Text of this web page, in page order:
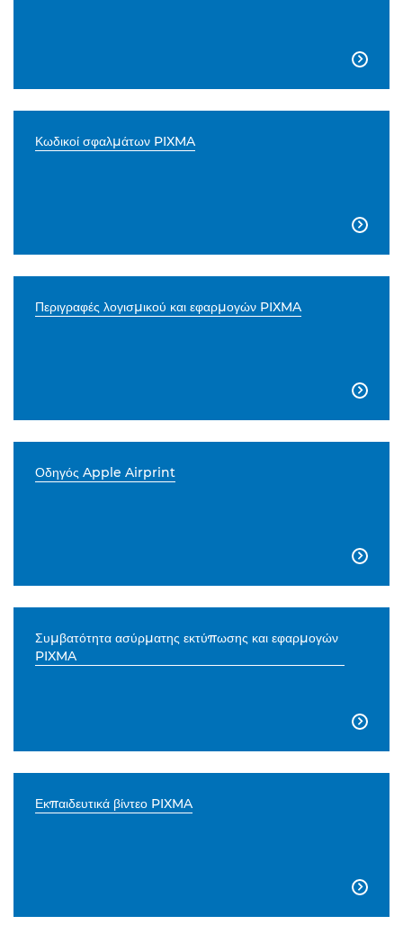

Κωδικοί σφαλμάτων PIXMA

Περιγραφές λογισμικού και εφαρμογών PIXMA

Οδηγός Apple Airprint

Συμβατότητα ασύρματης εκτύπωσης και εφαρμογών
PIXMA

Εκπαιδευτικά βίντεο PIXMA
